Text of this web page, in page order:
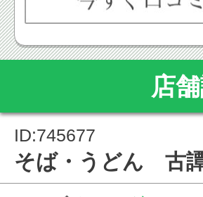
店
ID:745677
そば・うどん 古